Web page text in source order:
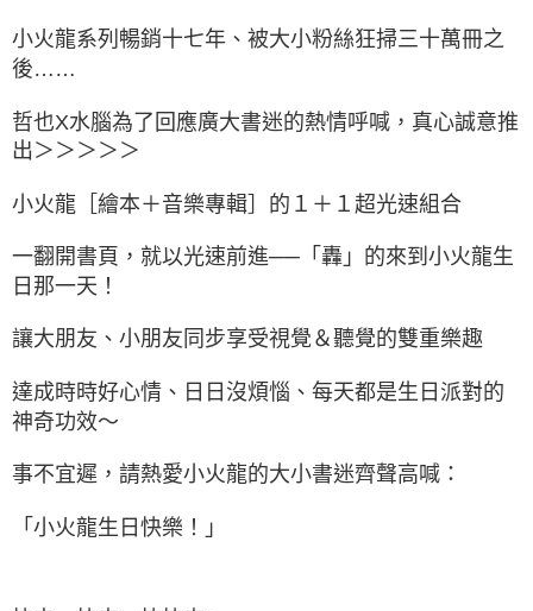
小火龍系列暢銷十七年、被大小粉絲狂掃三十萬冊之
後……
哲也X水腦為了回應廣大書迷的熱情呼喊，真心誠意推
出＞＞＞＞＞
小火龍［繪本＋音樂專輯］的１＋１超光速組合
一翻開書頁，就以光速前進──「轟」的來到小火龍生
日那一天！
讓大朋友、小朋友同步享受視覺＆聽覺的雙重樂趣
達成時時好心情、日日沒煩惱、每天都是生日派對的
神奇功效～
事不宜遲，請熱愛小火龍的大小書迷齊聲高喊：
「小火龍生日快樂！」